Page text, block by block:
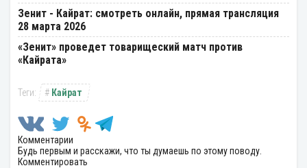
Зенит - Кайрат: смотреть онлайн, прямая трансляция
28 марта 2026
«Зенит» проведет товарищеский матч против
«Кайрата»
Кайрат
Комментарии
Будь первым и расскажи, что ты думаешь по этому поводу.
Комментировать